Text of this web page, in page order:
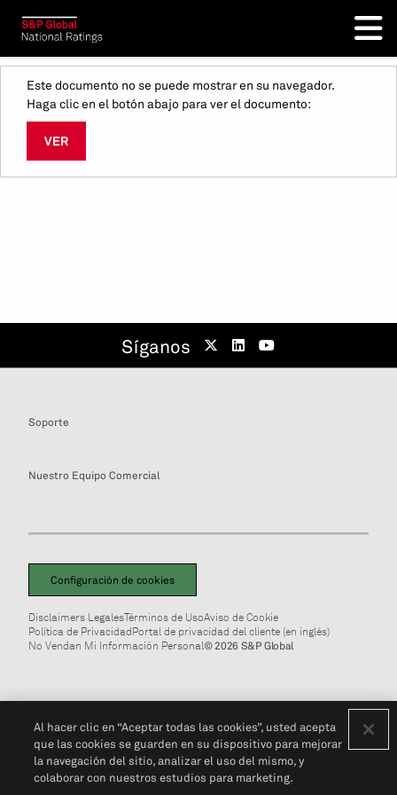
Este documento no se puede mostrar en su navegador.
Haga clic en el botón abajo para ver el documento:
VER
Síganos
Soporte
Nuestro Equipo Comercial
Configuración de cookies
Disclaimers LegalesTérminos de UsoAviso de Cookie
Política de PrivacidadPortal de privacidad del cliente (en inglés)
No Vendan Mi Información Personal© 2026 S&P Global
Al hacer clic en “Aceptar todas las cookies”, usted acepta
que las cookies se guarden en su dispositivo para mejorar
la navegación del sitio, analizar el uso del mismo, y
colaborar con nuestros estudios para marketing.